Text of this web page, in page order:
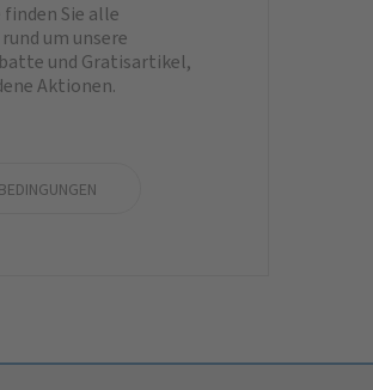
Sie alle
um unsere
und Gratisartikel,
Aktionen.